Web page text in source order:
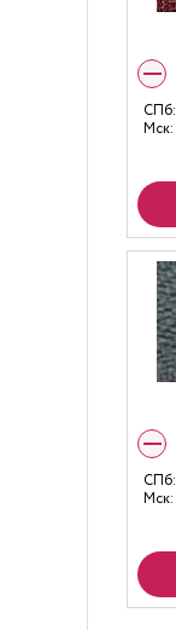
СПб:
Мск:
СПб:
Мск: